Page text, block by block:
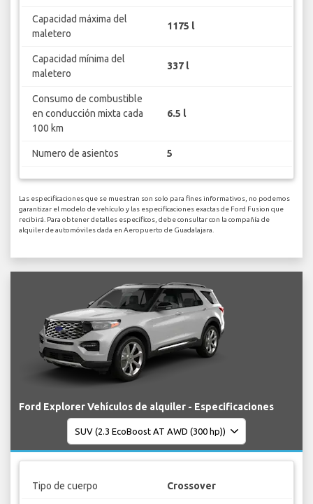
Capacidad máxima del
maletero
1175 l
Capacidad mínima del
maletero
337 l
Consumo de combustible
en conducción mixta cada
100 km
6.5 l
Numero de asientos 5
Las especificaciones que se muestran son solo para fines informativos, no podemos
garantizar el modelo de vehículo y las especificaciones exactas de Ford Fusion que
recibirá. Para obtener detalles específicos, debe consultar con la compañía de
alquiler de automóviles dada en Aeropuerto de Guadalajara.
Ford Explorer Vehículos de alquiler - Especificaciones
Tipo de cuerpo Crossover